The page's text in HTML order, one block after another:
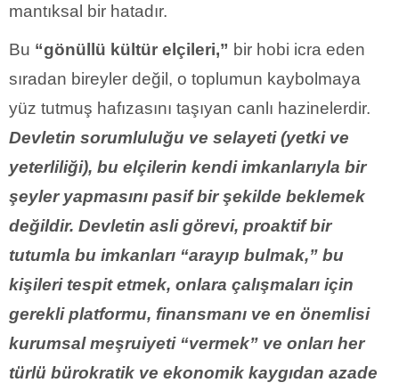
mantıksal bir hatadır.
Bu “gönüllü kültür elçileri,” bir hobi icra eden
sıradan bireyler değil, o toplumun kaybolmaya
yüz tutmuş hafızasını taşıyan canlı hazinelerdir.
Devletin sorumluluğu ve selayeti (yetki ve
yeterliliği), bu elçilerin kendi imkanlarıyla bir
şeyler yapmasını pasif bir şekilde beklemek
değildir. Devletin asli görevi, proaktif bir
tutumla bu imkanları “arayıp bulmak,” bu
kişileri tespit etmek, onlara çalışmaları için
gerekli platformu, finansmanı ve en önemlisi
kurumsal meşruiyeti “vermek” ve onları her
türlü bürokratik ve ekonomik kaygıdan azade